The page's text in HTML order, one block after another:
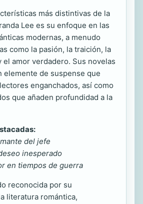
más distintivas de la
Lee es su enfoque en las
modernas, a menudo
como la pasión, la traición, la
el amor verdadero. Sus novelas
elemente de suspense que
enganchados, así como
que añaden profundidad a la
del jefe
inesperado
en tiempos de guerra
reconocida por su
literatura romántica,